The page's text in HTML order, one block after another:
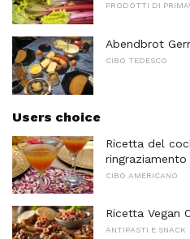
PRODOTTI DI
Abendbrot
CIBO TEDESCO
Users choice
Ricetta del
ringraziamento
CIBO AMERICANO
Ricetta Vegan
ANTIPASTI E SNACK